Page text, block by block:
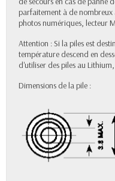
parfaitement à de nombreux
photos numériques, lecteur
Attention : Si la piles est
température descend en
d'utiliser des piles au
Dimensions de la pile :